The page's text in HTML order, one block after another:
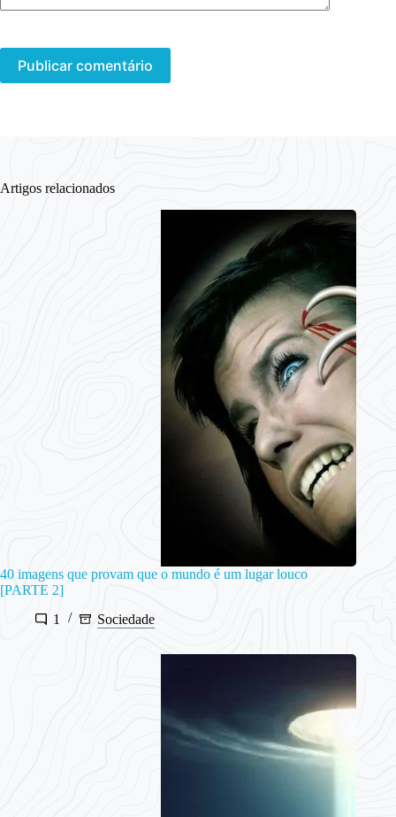
Publicar comentário
Artigos relacionados
40 imagens que provam que o mundo é um lugar louco
[PARTE 2]
1
Sociedade